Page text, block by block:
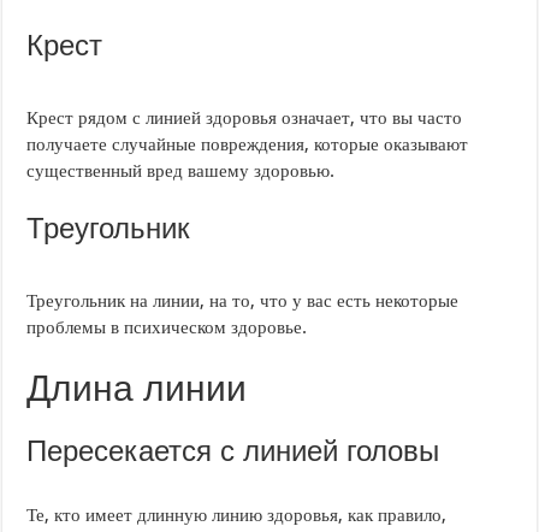
Крест
Крест рядом с линией здоровья означает, что вы часто
получаете случайные повреждения, которые оказывают
существенный вред вашему здоровью.
Треугольник
Треугольник на линии, на то, что у вас есть некоторые
проблемы в психическом здоровье.
Длина линии
Пересекается с линией головы
Те, кто имеет длинную линию здоровья, как правило,